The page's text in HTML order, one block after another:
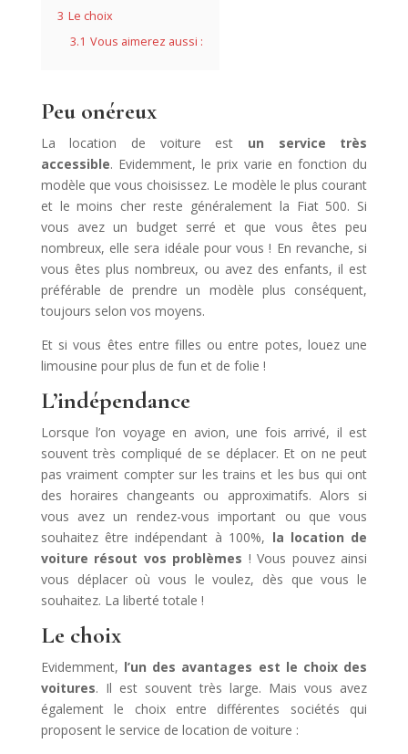
3 Le choix
3.1 Vous aimerez aussi :
Peu onéreux
La location de voiture est un service très
accessible. Evidemment, le prix varie en fonction du
modèle que vous choisissez. Le modèle le plus courant
et le moins cher reste généralement la Fiat 500. Si
vous avez un budget serré et que vous êtes peu
nombreux, elle sera idéale pour vous ! En revanche, si
vous êtes plus nombreux, ou avez des enfants, il est
préférable de prendre un modèle plus conséquent,
toujours selon vos moyens.
Et si vous êtes entre filles ou entre potes, louez une
limousine pour plus de fun et de folie !
L’indépendance
Lorsque l’on voyage en avion, une fois arrivé, il est
souvent très compliqué de se déplacer. Et on ne peut
pas vraiment compter sur les trains et les bus qui ont
des horaires changeants ou approximatifs. Alors si
vous avez un rendez-vous important ou que vous
souhaitez être indépendant à 100%, la location de
voiture résout vos problèmes ! Vous pouvez ainsi
vous déplacer où vous le voulez, dès que vous le
souhaitez. La liberté totale !
Le choix
Evidemment, l’un des avantages est le choix des
voitures. Il est souvent très large. Mais vous avez
également le choix entre différentes sociétés qui
proposent le service de location de voiture :